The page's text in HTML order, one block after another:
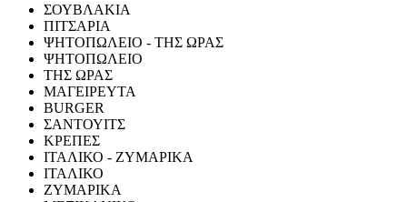
ΣΟΥΒΛΑΚΙΑ
ΠΙΤΣΑΡΙΑ
ΨΗΤΟΠΩΛΕΙΟ - ΤΗΣ ΩΡΑΣ
ΨΗΤΟΠΩΛΕΙΟ
ΤΗΣ ΩΡΑΣ
ΜΑΓΕΙΡΕΥΤΑ
BURGER
ΣΑΝΤΟΥΙΤΣ
ΚΡΕΠΕΣ
ΙΤΑΛΙΚΟ - ΖΥΜΑΡΙΚΑ
ΙΤΑΛΙΚΟ
ΖΥΜΑΡΙΚΑ